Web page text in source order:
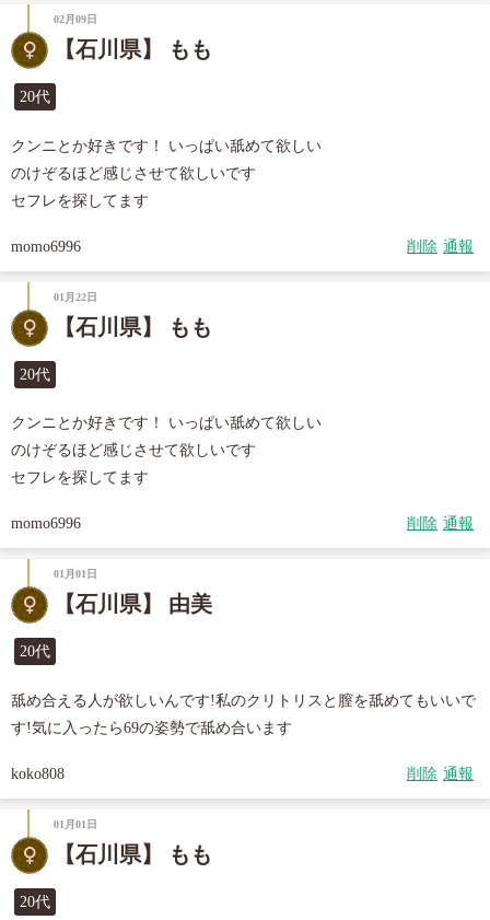
02月09日
【石川県】 もも
20代
クンニとか好きです！ いっぱい舐めて欲しい
のけぞるほど感じさせて欲しいです
セフレを探してます
momo6996 削除 通報
01月22日
【石川県】 もも
20代
クンニとか好きです！ いっぱい舐めて欲しい
のけぞるほど感じさせて欲しいです
セフレを探してます
momo6996 削除 通報
01月01日
【石川県】 由美
20代
舐め合える人が欲しいんです!私のクリトリスと膣を舐めてもいいで
す!気に入ったら69の姿勢で舐め合います
koko808 削除 通報
01月01日
【石川県】 もも
20代